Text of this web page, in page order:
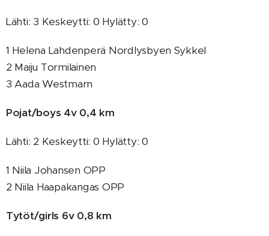
Lähti: 3 Keskeytti: 0 Hylätty: 0
1 Helena Lahdenperä Nordlysbyen Sykkel
2 Maiju Tormilainen
3 Aada Westmarn
Pojat/boys 4v 0,4 km
Lähti: 2 Keskeytti: 0 Hylätty: 0
1 Niila Johansen OPP
2 Niila Haapakangas OPP
Tytöt/girls 6v 0,8 km